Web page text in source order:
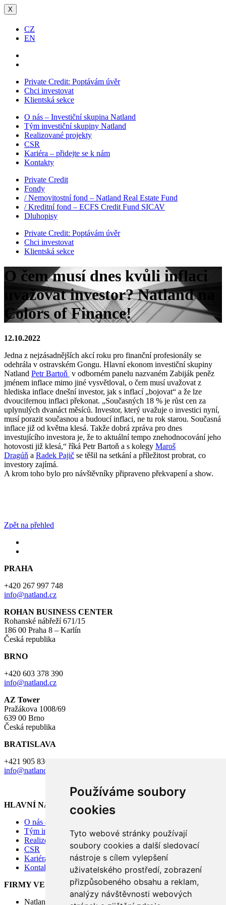
Používáme soubory
cookies
Tyto webové stránky používají
soubory cookies a další sledovací
nástroje s cílem vylepšení
uživatelského prostředí, zobrazení
přizpůsobeného obsahu a reklam,
analýzy návštěvnosti webových
X
CZ
EN
Private Credit: Poptávám úvěr
Chci investovat
Klientská sekce
O nás – Investiční skupina Natland
Tým investiční skupiny Natland
Realizované projekty
CSR
Kariéra – přidejte se k nám
Kontakty
Private Credit
Fondy
/ Nemovitostní fond – Natland Real Estate Fund
/ Kreditní fond – ECFS Credit Fund SICAV
Dluhopisy
Private Credit: Poptávám úvěr
Chci investovat
Klientská sekce
O čem musí dnes kvůli inflaci
uvažovat investor? Natland na
Colors of Finance!
12.10.2022
Jedna z nejzásadnějších akcí roku pro finanční profesionály se
odehrála v ostravském Gongu. Hlavní ekonom investiční skupiny
Natland Petr Bartoň v odborném panelu nazvaném Zabiják peněz
jménem inflace mimo jiné vysvětloval, o čem musí uvažovat z
hlediska inflace dnešní investor, jak s inflací „bojovat“ a že lze
dvoucifernou inflaci překonat. „Současných 18 % je růst cen za
uplynulých dvanáct měsíců. Investor, který uvažuje o investici nyní,
musí porazit současnou a budoucí inflaci, ne tu rok starou. Současná
inflace již od května klesá. Takže dobrá zpráva pro dnes
investujícího investora je, že to aktuální tempo znehodnocování jeho
hotovosti již klesá,“ říká Petr Bartoň a s kolegy Maroš
Dragúň a Radek Pajič se těšil na setkání a příležitost probrat, co
investory zajímá.
A krom toho bylo pro návštěvníky připraveno překvapení a show.
Zpět na přehled
PRAHA
+420 267 997 748
info@natland.cz
ROHAN BUSINESS CENTER
Rohanské nábřeží 671/15
186 00 Praha 8 – Karlín
Česká republika
BRNO
+420 603 378 390
info@natland.cz
AZ Tower
Pražákova 1008/69
639 00 Brno
Česká republika
BRATISLAVA
+421 905 830 659
info@natland.cz
HLAVNÍ NABÍDKA
O nás – Investiční skupina Natland
Tým investiční skupiny Natland
Realizované projekty
CSR
Kariéra – přidejte se k nám
Kontakty
FIRMY VE SKUPINĚ
Natland Management s.r.o.